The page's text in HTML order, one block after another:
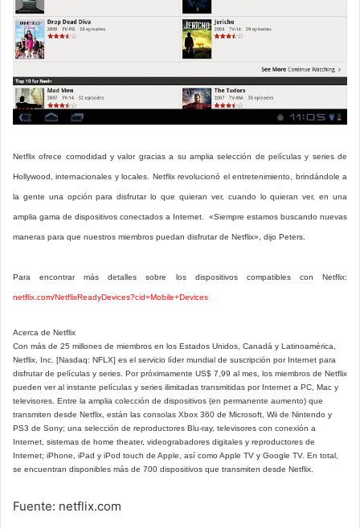
Netflix ofrece comodidad y valor gracias a su amplia selección de películas y series de
Hollywood, internacionales y locales. Netflix revolucionó el entretenimiento, brindándole a
la gente una opción para disfrutar lo que quieran ver, cuando lo quieran ver, en una
amplia gama de dispositivos conectados a Internet. «Siempre estamos buscando nuevas
maneras para que nuestros miembros puedan disfrutar de Netflix», dijo Peters.
Para encontrar más detalles sobre los dispositivos compatibles con Netflix:
netflix.com/NetflixReadyDevices?cid=Mobile+Devices
Acerca de Netflix
Con más de 25 millones de miembros en los Estados Unidos, Canadá y Latinoamérica,
Netflix, Inc. [Nasdaq: NFLX] es el servicio líder mundial de suscripción por Internet para
disfrutar de películas y series. Por próximamente US$ 7,99 al mes, los miembros de Netflix
pueden ver al instante películas y series ilimitadas transmitidas por Internet a PC, Mac y
televisores. Entre la amplia colección de dispositivos (en permanente aumento) que
transmiten desde Netflix, están las consolas Xbox 360 de Microsoft, Wii de Nintendo y
PS3 de Sony; una selección de reproductores Blu-ray, televisores con conexión a
Internet, sistemas de home theater, videograbadores digitales y reproductores de
Internet; iPhone, iPad y iPod touch de Apple, así como Apple TV y Google TV. En total,
se encuentran disponibles más de 700 dispositivos que transmiten desde Netflix.
Fuente: netflix.com